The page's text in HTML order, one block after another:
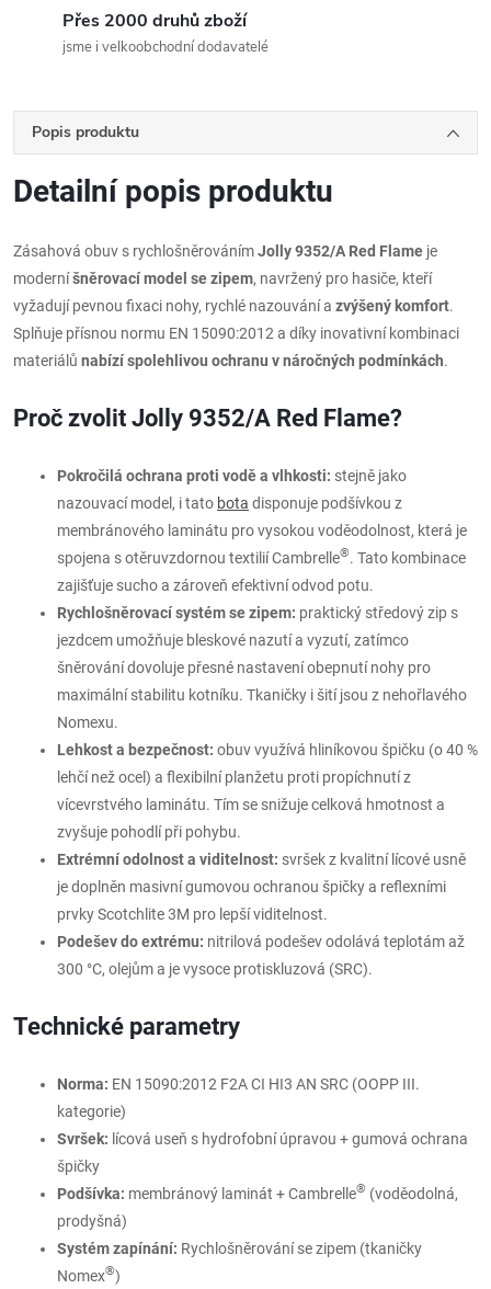
Přes 2000 druhů zboží
jsme i velkoobchodní dodavatelé
Popis produktu
Detailní popis produktu
Zásahová obuv s rychlošněrovánímJolly 9352/A Red Flame je
moderníšněrovací model se zipem, navržený pro hasiče, kteří
vyžadují pevnou fixaci nohy, rychlé nazouvání a zvýšený komfort.
Splňuje přísnou normu EN 15090:2012 a díky inovativní kombinaci
materiálů nabízí spolehlivou ochranu v náročných podmínkách.
Proč zvolit Jolly 9352/A Red Flame?
Pokročilá ochrana proti vodě a vlhkosti: stejně jako
nazouvací model, i tato bota disponuje podšívkou z
membránového laminátu pro vysokou voděodolnost, která je
spojena s otěruvzdornou textilií Cambrelle®. Tato kombinace
zajišťuje sucho a zároveň efektivní odvod potu.
Rychlošněrovací systém se zipem: praktický středový zip s
jezdcem umožňuje bleskové nazutí a vyzutí, zatímco
šněrování dovoluje přesné nastavení obepnutí nohy pro
maximální stabilitu kotníku. Tkaničky i šití jsou z nehořlavého
Nomexu.
Lehkost a bezpečnost: obuv využívá hliníkovou špičku (o 40 %
lehčí než ocel) a flexibilní planžetu proti propíchnutí z
vícevrstvého laminátu. Tím se snižuje celková hmotnost a
zvyšuje pohodlí při pohybu.
Extrémní odolnost a viditelnost: svršek z kvalitní lícové usně
je doplněn masivní gumovou ochranou špičky a reflexními
prvky Scotchlite 3M pro lepší viditelnost.
Podešev do extrému: nitrilová podešev odolává teplotám až
300 °C, olejům a je vysoce protiskluzová (SRC).
Technické parametry
Norma: EN 15090:2012 F2A CI HI3 AN SRC (OOPP III.
kategorie)
Svršek: lícová useň s hydrofobní úpravou + gumová ochrana
špičky
Podšívka: membránový laminát + Cambrelle® (voděodolná,
prodyšná)
Systém zapínání: Rychlošněrování se zipem (tkaničky
Nomex®)